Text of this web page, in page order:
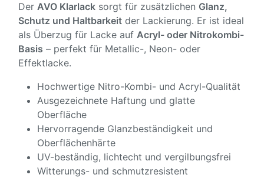
Der AVO Klarlack sorgt für zusätzlichen Glanz,
Schutz und Haltbarkeit der Lackierung. Er ist ideal
als Überzug für Lacke auf Acryl- oder Nitrokombi-
Basis – perfekt für Metallic-, Neon- oder
Effektlacke.
Hochwertige Nitro-Kombi- und Acryl-Qualität
Ausgezeichnete Haftung und glatte
Oberfläche
Hervorragende Glanzbeständigkeit und
Oberflächenhärte
UV-beständig, lichtecht und vergilbungsfrei
Witterungs- und schmutzresistent